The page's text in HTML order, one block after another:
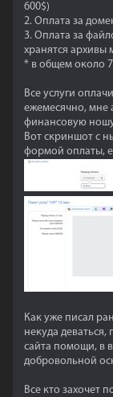
600$)
2. Оплата за
3. Оплата за
хранятся архивы
* в общем около
Все услуги
ежемесячно, мне
финансовую
Вот скриншот с
формой оплаты,
Как уже писал
некуда
сайта помощи, в
добровольной
Все кто захочет